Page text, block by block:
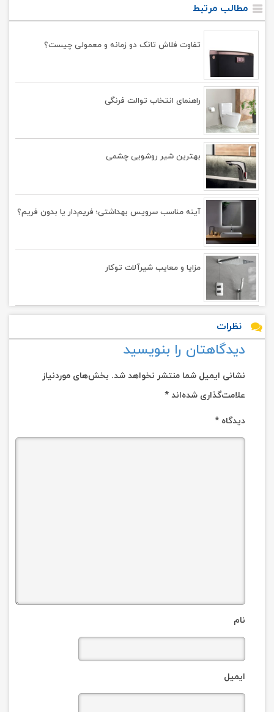
مطالب مرتبط
تفاوت فلاش تانک دو زمانه و معمولی چیست؟
راهنمای انتخاب توالت‌ فرنگی
بهترین شیر روشویی چشمی
آینه مناسب سرویس بهداشتی؛ فریم‌دار یا بدون فریم؟
مزایا و معایب شیرآلات توکار
نظرات
دیدگاهتان را بنویسید
نشانی ایمیل شما منتشر نخواهد شد. بخش‌های موردنیاز
علامت‌گذاری شده‌اند *
دیدگاه *
نام
ایمیل